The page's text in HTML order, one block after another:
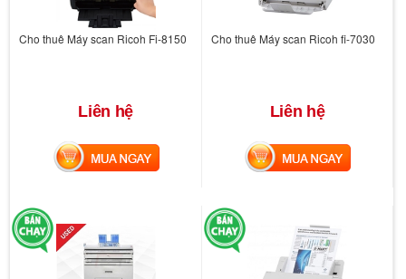
Cho thuê Máy scan Ricoh Fi-8150
Liên hệ
MUA NGAY
Cho thuê Máy scan Ricoh fi-7030
Liên hệ
MUA NGAY